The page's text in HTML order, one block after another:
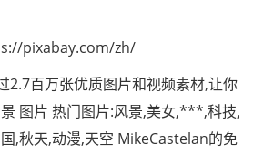
pixabay.com/zh/
百万张优质图片和视频素材,让你
图片 热门图片:风景,美女,***,科技,
,秋天,动漫,天空 MikeCastelan的免